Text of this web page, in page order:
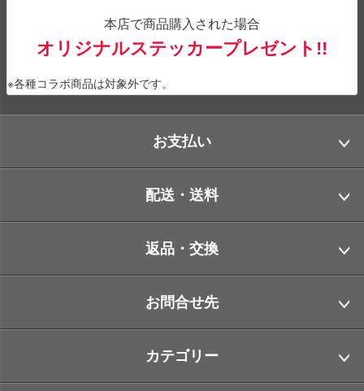
本店で商品購入された場合
オリジナルステッカープレゼント!!
※各種コラボ商品は対象外です。
お支払い
配送・送料
返品・交換
お問合せ先
カテゴリー